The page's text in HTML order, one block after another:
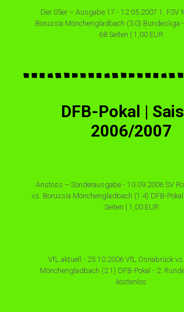
Der 05er – Ausgabe 17 - 12.05.2007 1. FSV
Borussia Mönchengladbach (3:0) Bundesliga
68 Seiten | 1,00 EUR
DFB-Pokal |
2006/2007
Anstoss – Sonderausgabe - 10.09.2006 SV
vs. Borussia Mönchengladbach (1:4) DFB-
Seiten | 1,00 EUR
VfL aktuell - 25.10.2006 VfL Osnabrück
Mönchengladbach (2:1) DFB-Pokal - 2.
kostenlos